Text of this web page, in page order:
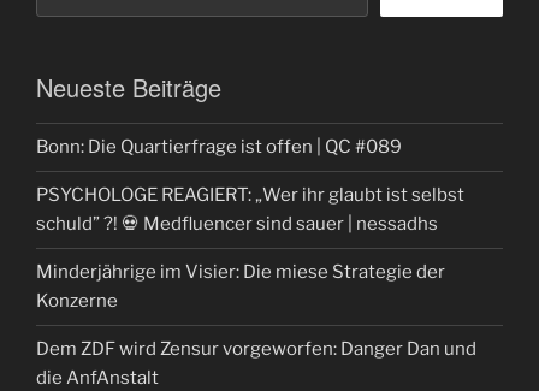
Neueste Beiträge
Bonn: Die Quartierfrage ist offen | QC #089
PSYCHOLOGE REAGIERT: „Wer ihr glaubt ist selbst
schuld” ?! 💀 Medfluencer sind sauer | nessadhs
Minderjährige im Visier: Die miese Strategie der
Konzerne
Dem ZDF wird Zensur vorgeworfen: Danger Dan und
die AnfAnstalt